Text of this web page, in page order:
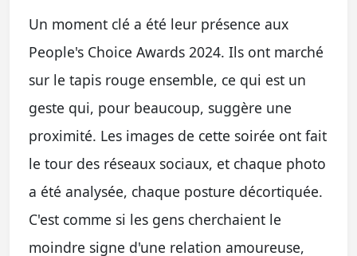
Un moment clé a été leur présence aux
People's Choice Awards 2024. Ils ont marché
sur le tapis rouge ensemble, ce qui est un
geste qui, pour beaucoup, suggère une
proximité. Les images de cette soirée ont fait
le tour des réseaux sociaux, et chaque photo
a été analysée, chaque posture décortiquée.
C'est comme si les gens cherchaient le
moindre signe d'une relation amoureuse,